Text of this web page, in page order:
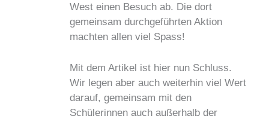
West einen Besuch ab. Die dort
gemeinsam durchgeführten Aktion
machten allen viel Spass!
Mit dem Artikel ist hier nun Schluss.
Wir legen aber auch weiterhin viel Wert
darauf, gemeinsam mit den
Schülerinnen auch außerhalb der